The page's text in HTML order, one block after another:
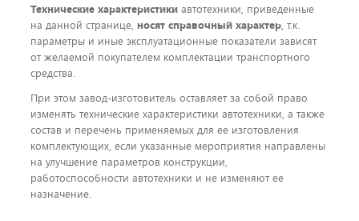
Технические характеристики автотехники, приведенные
на данной странице, носят справочный характер , т.к.
параметры и иные эксплуатационные показатели зависят
от желаемой покупателем комплектации транспортного
средства.
При этом завод-изготовитель оставляет за собой право
изменять технические характеристики автотехники, а также
состав и перечень применяемых для ее изготовления
комплектующих, если указанные мероприятия направлены
на улучшение параметров конструкции,
работоспособности автотехники и не изменяют ее
назначение.